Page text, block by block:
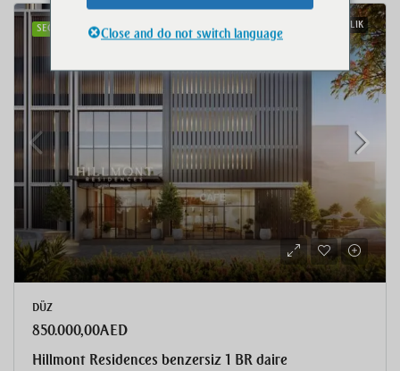
SEÇILMIŞ SATILIK
DÜZ
850.000,00AED
Hillmont Residences benzersiz 1 BR daire
Close and do not switch language